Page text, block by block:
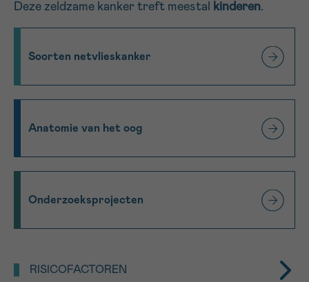
Deze zeldzame kanker treft meestal kinderen.
Soorten netvlieskanker
Anatomie van het oog
Onderzoeksprojecten
RISICOFACTOREN
Sturen